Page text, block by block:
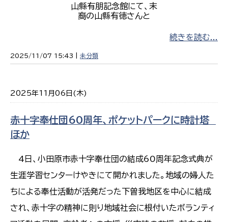
山縣有朋記念館にて、末
裔の山縣有徳さんと
続きを読む...
2025/11/07 15:43 | 未分類
2025年11月06日(木)
赤十字奉仕団60周年、ポケットパークに時計塔
ほか
4日、小田原市赤十字奉仕団の結成60周年記念式典が
生涯学習センターけやきにて開かれました。地域の婦人た
ちによる奉仕活動が活発だった下曽我地区を中心に結成
され、赤十字の精神に則り地域社会に根付いたボランティ